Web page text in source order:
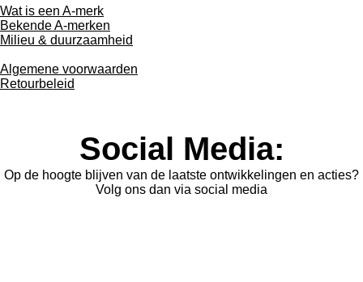
Wat is een A-merk
Bekende A-merken
Milieu & duurzaamheid
Algemene voorwaarden
Retourbeleid
Social Media:
Op de hoogte blijven van de laatste ontwikkelingen en acties?
Volg ons dan via social media